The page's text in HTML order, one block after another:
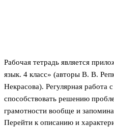
Рабочая тетрадь является
язык. 4 класс» (авторы В. В.
Некрасова). Регулярная работа
способствовать решению
грамотности вообще и
частности. Тетрадь может быть
Перейти к описанию и